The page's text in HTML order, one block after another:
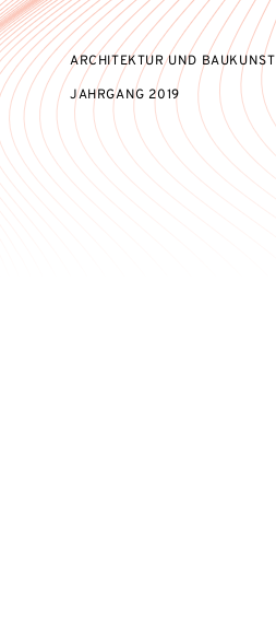
ARCHITEKTUR UND BAUKUNST
JAHRGANG 2019